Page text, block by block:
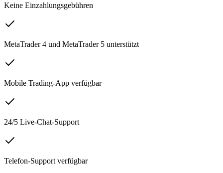
Keine Einzahlungsgebühren
MetaTrader 4 und MetaTrader 5 unterstützt
Mobile Trading-App verfügbar
24/5 Live-Chat-Support
Telefon-Support verfügbar